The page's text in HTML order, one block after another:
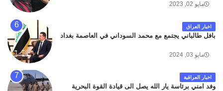
مايو 02, 2023
اخبار العراق
بافل طالباني يجتمع مع محمد السوداني في العاصمة بغداد
مايو 03, 2024
اخبار العراقية
وفد امني برئاسة يار الله يصل الى قيادة القوة البحرية